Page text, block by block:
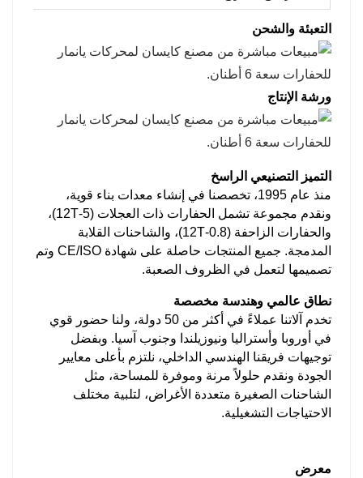
التعبئة والشحن
ورشة الإنتاج
التميز التصنيعي الراسخ
منذ عام 1995، تخصصنا في إنشاء معدات بناء قوية،
ونقدم مجموعة تشمل الحفارات ذات العجلات (5-12T)،
والحفارات الزاحفة (0.8-12T)، والشاحنات القلابة
المدمجة. جميع المنتجات حاصلة على شهادة CE/ISO وتم
تصميمها لتعمل في الظروف الصعبة.
نطاق عالمي وهندسة مخصصة
تخدم آلاتنا عملاءً في أكثر من 50 دولة، ولنا حضور قوي
في أوروبا وأستراليا ونيوزيلندا وجنوب آسيا. وبفضل
توجيهات فريقنا الهندسي الداخلي، نلتزم بأعلى معايير
الجودة ونقدم حلولاً مرنة وموفرة للمساحة، مثل
الشاحنات الصغيرة متعددة الأغراض، لتلبية مختلف
الاحتياجات التشغيلية.
معرض